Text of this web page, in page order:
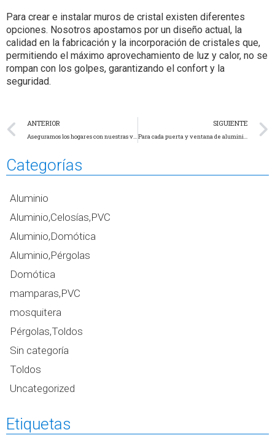
Para crear e instalar muros de cristal existen diferentes
opciones. Nosotros apostamos por un diseño actual, la
calidad en la fabricación y la incorporación de cristales que,
permitiendo el máximo aprovechamiento de luz y calor, no se
rompan con los golpes, garantizando el confort y la
seguridad.
ANTERIOR SIGUIENTE
Categorías
Aluminio
Aluminio,Celosías,PVC
Aluminio,Domótica
Aluminio,Pérgolas
Domótica
mamparas,PVC
mosquitera
Pérgolas,Toldos
Sin categoría
Toldos
Uncategorized
Etiquetas